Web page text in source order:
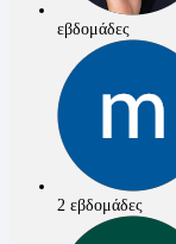
εβδομάδες
2 εβδομάδες